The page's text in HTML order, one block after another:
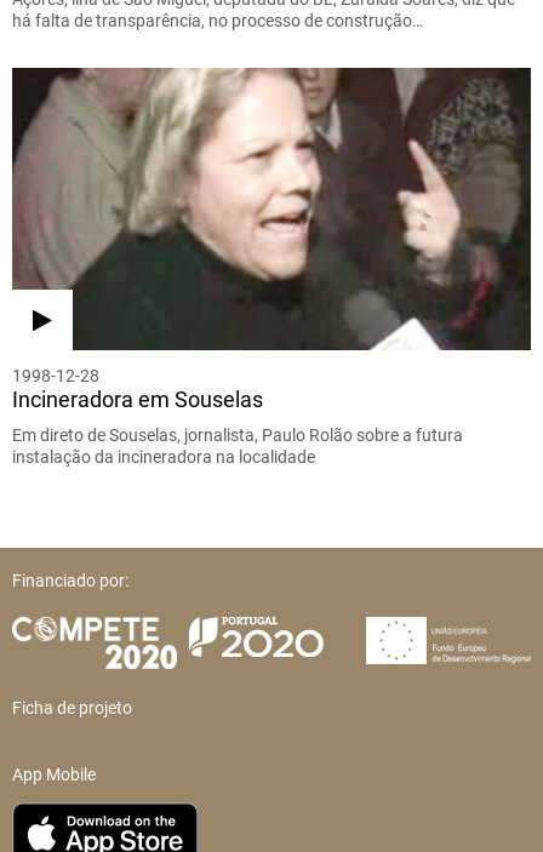
há falta de transparência, no processo de construção…
1998-12-28
Incineradora em Souselas
Em direto de Souselas, jornalista, Paulo Rolão sobre a futura
instalação da incineradora na localidade
Financiado por:
Ficha de projeto
App Mobile